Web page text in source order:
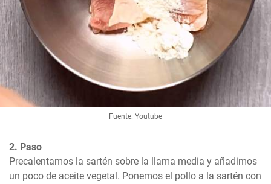
Fuente: Youtube
2. Paso
Precalentamos la sartén sobre la llama media y añadimos
un poco de aceite vegetal. Ponemos el pollo a la sartén con